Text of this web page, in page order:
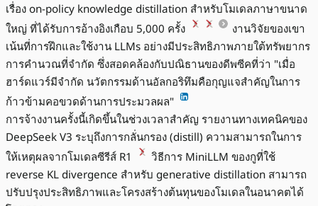
เรื่อง on-policy knowledge distillation สำหรับโมเดลภาษาขนาด
ใหญ่ ที่ได้รับการอ้างอิงเกือบ 5,000 ครั้ง
งานวิจัยของเขา
เน้นที่การฝึกและใช้งาน LLMs อย่างมีประสิทธิภาพภายใต้ทรัพยากร
การคำนวณที่จำกัด ซึ่งสอดคล้องกับปณิธานของดีพซีคที่ว่า "เมื่อ
ฮาร์ดแวร์มีจำกัด นวัตกรรมด้านอัลกอริทึมคือกุญแจสำคัญในการ
ก้าวข้ามคอขวดด้านการประมวลผล"
การจ้างงานครั้งนี้เกิดขึ้นในช่วงเวลาสำคัญ รายงานทางเทคนิคของ
DeepSeek V3 ระบุถึงการกลั่นกรอง (distill) ความสามารถในการ
ให้เหตุผลจากโมเดลซีรีส์ R1
วิธีการ MiniLLM ของกูที่ใช้
reverse KL divergence สำหรับ generative distillation สามารถ
ปรับปรุงประสิทธิภาพและโครงสร้างต้นทุนของโมเดลในอนาคตได้